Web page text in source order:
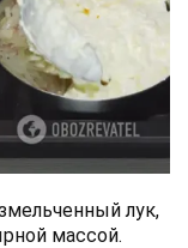
лук,
массой.